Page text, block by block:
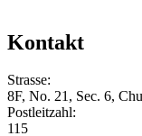
Kontakt
Strasse:
8F, No. 21, Sec. 6,
Postleitzahl:
115